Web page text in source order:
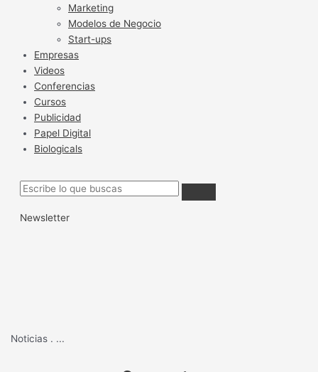
Marketing
Modelos de Negocio
Start-ups
Empresas
Videos
Conferencias
Cursos
Publicidad
Papel Digital
Biologicals
Newsletter
Noticias . ...